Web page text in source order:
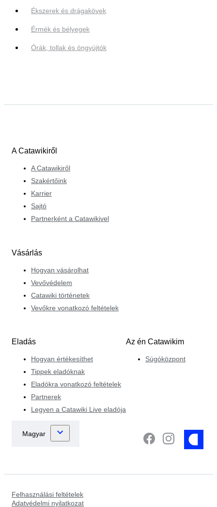
Ékszerek és drágakövek
Érmék és bélyegek
Órák, tollak és öngyújtók
A Catawikiről
A Catawikiről
Szakértőink
Karrier
Sajtó
Partnerként a Catawikivel
Vásárlás
Hogyan vásárolhat
Vevővédelem
Catawiki történetek
Vevőkre vonatkozó feltételek
Eladás
Hogyan értékesíthet
Tippek eladóknak
Eladókra vonatkozó feltételek
Partnerek
Legyen a Catawiki Live eladója
Az én Catawikim
Súgóközpont
Felhasználási feltételek
Adatvédelmi nyilatkozat